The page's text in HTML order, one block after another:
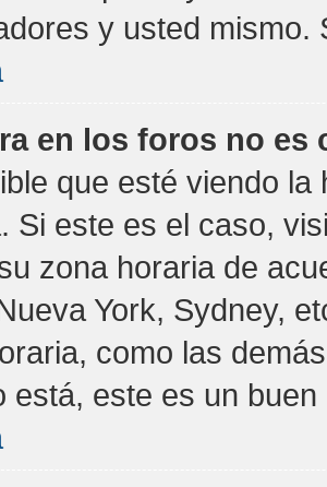
y usted
en los foros no es
que esté viendo
Si este es el caso,
zona horaria de
York, Sydney,
como las
está, este es un